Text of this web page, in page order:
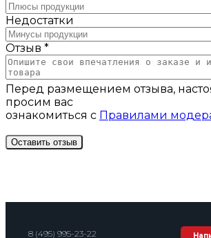
Недостатки
Отзыв *
Перед размещением отзыва,
просим вас
ознакомиться с Правилами
8 (495) 995-23-22